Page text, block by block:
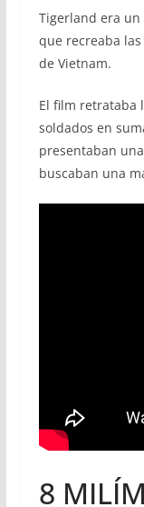
Tigerland era un
que recreaba
de Vietnam.
El film retrataba
soldados en
presentaban
buscaban una
8